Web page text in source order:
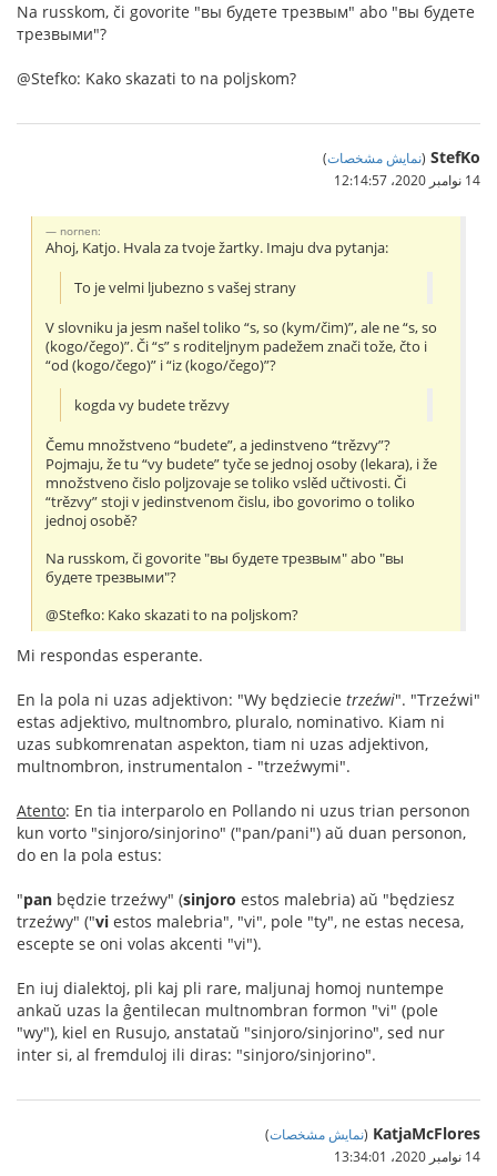
Na russkom, či govorite "вы будете трезвым" abo "вы будете
трезвыми"?
@Stefko: Kako skazati to na poljskom?
StefKo
(نمایش مشخصات)
14 نوامبر 2020،‏ 12:14:57
nornen:
Ahoj, Katjo. Hvala za tvoje žartky. Imaju dva pytanja:
To je velmi ljubezno s vašej strany
V slovniku ja jesm našel toliko “s, so (kym/čim)”, ale ne “s, so
(kogo/čego)”. Či “s” s roditeljnym padežem znači tože, čto i
“od (kogo/čego)” i “iz (kogo/čego)”?
kogda vy budete trězvy
Čemu množstveno “budete”, a jedinstveno “trězvy”?
Pojmaju, že tu “vy budete” tyče se jednoj osoby (lekara), i že
množstveno čislo poljzovaje se toliko vslěd učtivosti. Či
“trězvy” stoji v jedinstvenom čislu, ibo govorimo o toliko
jednoj osobě?
Na russkom, či govorite "вы будете трезвым" abo "вы
будете трезвыми"?
@Stefko: Kako skazati to na poljskom?
Mi respondas esperante.
En la pola ni uzas adjektivon: "Wy będziecie trzeźwi". "Trzeźwi"
estas adjektivo, multnombro, pluralo, nominativo. Kiam ni
uzas subkomrenatan aspekton, tiam ni uzas adjektivon,
multnombron, instrumentalon - "trzeźwymi".
Atento: En tia interparolo en Pollando ni uzus trian personon
kun vorto "sinjoro/sinjorino" ("pan/pani") aŭ duan personon,
do en la pola estus:
"pan będzie trzeźwy" (sinjoro estos malebria) aŭ "będziesz
trzeźwy" ("vi estos malebria", "vi", pole "ty", ne estas necesa,
escepte se oni volas akcenti "vi").
En iuj dialektoj, pli kaj pli rare, maljunaj homoj nuntempe
ankaŭ uzas la ĝentilecan multnombran formon "vi" (pole
"wy"), kiel en Rusujo, anstataŭ "sinjoro/sinjorino", sed nur
inter si, al fremduloj ili diras: "sinjoro/sinjorino".
KatjaMcFlores
(نمایش مشخصات)
14 نوامبر 2020،‏ 13:34:01